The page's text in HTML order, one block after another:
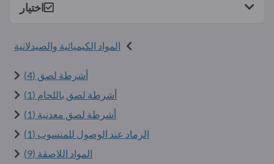
اختيار
المواد الكيميائية والصيدلانية
أشرطة لصق (4)
أشرطة لصق باللحام (1)
أشرطة لصق معدنية (1)
الرماد عند الوصول للمنسوب (1)
المواد اللاصقة (9)